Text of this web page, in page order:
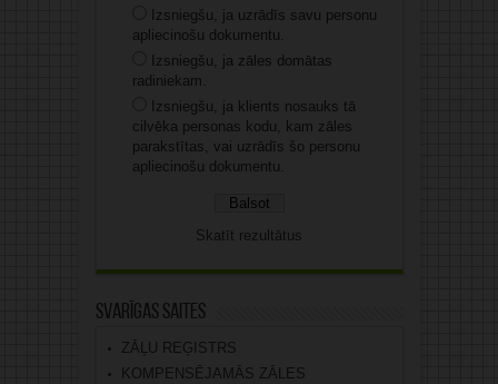
Izsniegšu, ja uzrādīs savu personu
apliecinošu dokumentu.
Izsniegšu, ja zāles domātas
radiniekam.
Izsniegšu, ja klients nosauks tā
cilvēka personas kodu, kam zāles
parakstītas, vai uzrādīs šo personu
apliecinošu dokumentu.
Skatīt rezultātus
Svarīgas saites
ZĀĻU REĢISTRS
KOMPENSĒJAMĀS ZĀLES